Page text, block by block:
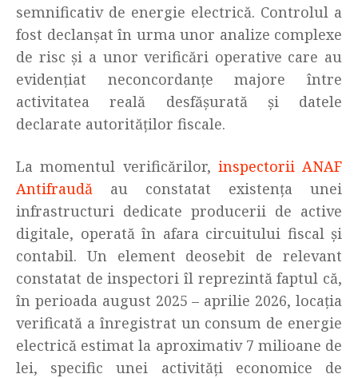
semnificativ de energie electrică. Controlul a
fost declanșat în urma unor analize complexe
de risc și a unor verificări operative care au
evidențiat neconcordanțe majore între
activitatea reală desfășurată și datele
declarate autorităților fiscale.
La momentul verificărilor, inspectorii ANAF
Antifraudă au constatat existența unei
infrastructuri dedicate producerii de active
digitale, operată în afara circuitului fiscal și
contabil. Un element deosebit de relevant
constatat de inspectori îl reprezintă faptul că,
în perioada august 2025 – aprilie 2026, locația
verificată a înregistrat un consum de energie
electrică estimat la aproximativ 7 milioane de
lei, specific unei activități economice de